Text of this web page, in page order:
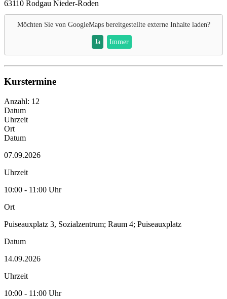
63110 Rodgau Nieder-Roden
Möchten Sie von GoogleMapsbereitgestellte externe Inhalte laden?
Ja Immer
Kurstermine
Anzahl: 12
Datum
Uhrzeit
Ort
Datum
07.09.2026
Uhrzeit
10:00 - 11:00 Uhr
Ort
Puiseauxplatz 3, Sozialzentrum; Raum 4; Puiseauxplatz
Datum
14.09.2026
Uhrzeit
10:00 - 11:00 Uhr